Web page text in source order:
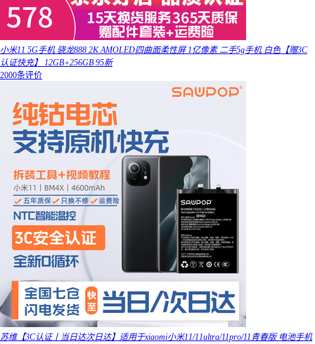
小米11 5G手机 骁龙888 2K AMOLED四曲面柔性屏 1亿像素 二手5g手机 白色【赠3C
认证快充】 12GB+256GB 95新
2000条评价
苏维【3C认证丨当日达次日达】适用于xiaomi小米11/11ultra/11pro/11青春版 电池手机